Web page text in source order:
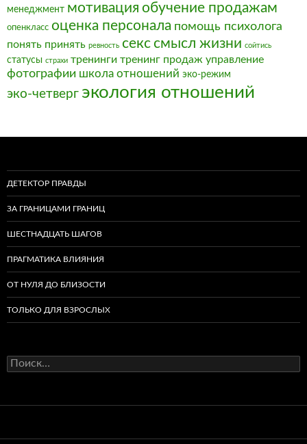
менеджмент мотивация обучение продажам
опенкласс оценка персонала помощь психолога
понять принять ревность секссмысл жизни сойтись
статусы страхи тренинги тренинг продаж управление
фотографии школа отношений эко-режим
эко-четверг экология отношений
ДЕТЕКТОР ПРАВДЫ
ЗА ГРАНИЦАМИ ГРАНИЦ
ШЕСТНАДЦАТЬ ШАГОВ
ПРАГМАТИКА ВЛИЯНИЯ
ОТ НУЛЯ ДО БЛИЗОСТИ
ТОЛЬКО ДЛЯ ВЗРОСЛЫХ
Найти: